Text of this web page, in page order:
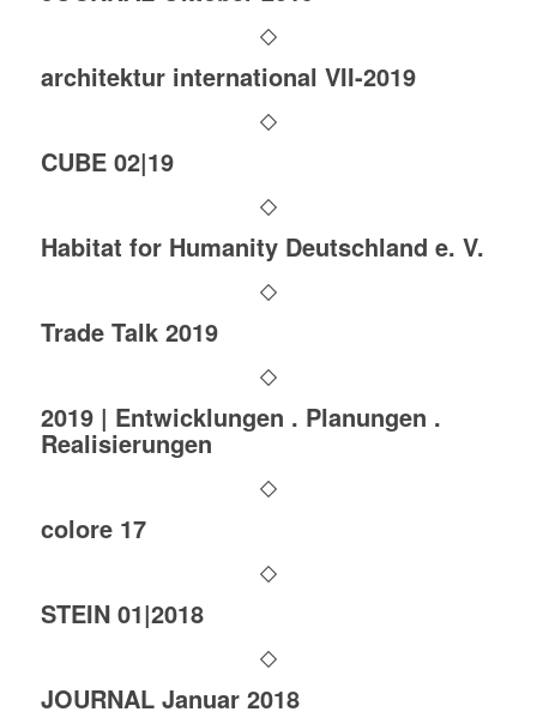
architektur international VII-2019
CUBE 02|19
Habitat for Humanity Deutschland e. V.
Trade Talk 2019
2019 | Entwicklungen . Planungen .
Realisierungen
colore 17
STEIN 01|2018
JOURNAL Januar 2018